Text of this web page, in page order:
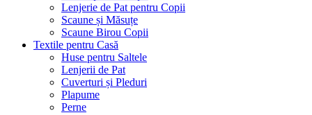
Lenjerie de Pat pentru Copii
Scaune și Măsuțe
Scaune Birou Copii
Textile pentru Casă
Huse pentru Saltele
Lenjerii de Pat
Cuverturi și Pleduri
Plapume
Perne